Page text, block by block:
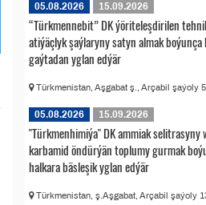
05.08.2026 15.09.2026
“Türkmennebit” DK ýöriteleşdirilen
atiýäçlyk şaýlaryny satyn almak boýunça
gaýtadan yglan edýär
Türkmenistan, Aşgabat ş., Arçabil şaýoly
05.08.2026 15.09.2026
"Türkmenhimiýa" DK ammiak selitrasyny
karbamid öndürýän toplumy gurmak
halkara bäsleşik yglan edýär
Türkmenistan, ş.Aşgabat, Arçabil şaýoly